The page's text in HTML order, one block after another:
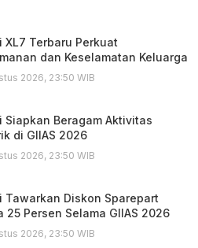
XL7 Terbaru Perkuat
dan Keselamatan Keluarga
2026, 23:50 WIB
Siapkan Beragam Aktivitas
di GIIAS 2026
2026, 23:50 WIB
Tawarkan Diskon Sparepart
25 Persen Selama GIIAS 2026
2026, 23:50 WIB